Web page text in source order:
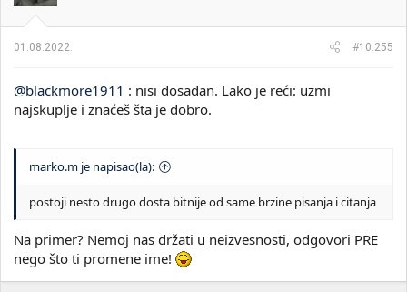
01.08.2022. #10.255
@blackmore1911 : nisi dosadan. Lako je reći: uzmi
najskuplje i znaćeš šta je dobro.
marko.m je napisao(la):
postoji nesto drugo dosta bitnije od same brzine pisanja i citanja
Na primer? Nemoj nas držati u neizvesnosti, odgovori PRE
nego što ti promene ime!